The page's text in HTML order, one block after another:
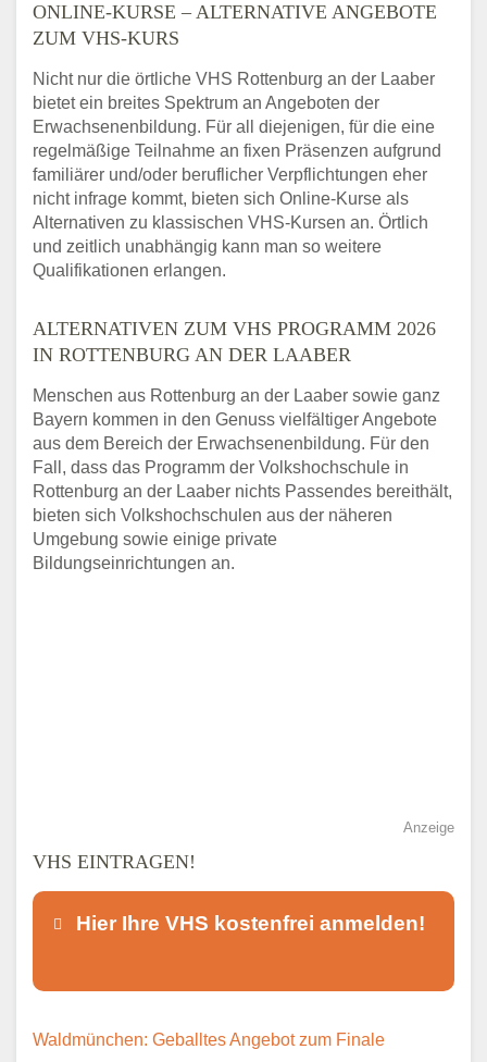
ONLINE-KURSE – ALTERNATIVE ANGEBOTE
ZUM VHS-KURS
Nicht nur die örtliche VHS Rottenburg an der Laaber
bietet ein breites Spektrum an Angeboten der
Erwachsenenbildung. Für all diejenigen, für die eine
regelmäßige Teilnahme an fixen Präsenzen aufgrund
familiärer und/oder beruflicher Verpflichtungen eher
nicht infrage kommt, bieten sich Online-Kurse als
Alternativen zu klassischen VHS-Kursen an. Örtlich
und zeitlich unabhängig kann man so weitere
Qualifikationen erlangen.
ALTERNATIVEN ZUM VHS PROGRAMM 2026
IN ROTTENBURG AN DER LAABER
Menschen aus Rottenburg an der Laaber sowie ganz
Bayern kommen in den Genuss vielfältiger Angebote
aus dem Bereich der Erwachsenenbildung. Für den
Fall, dass das Programm der Volkshochschule in
Rottenburg an der Laaber nichts Passendes bereithält,
bieten sich Volkshochschulen aus der näheren
Umgebung sowie einige private
Bildungseinrichtungen an.
Anzeige
VHS EINTRAGEN!
Hier Ihre VHS kostenfrei anmelden!
Dieser Teil dient lediglich zur
Waldmünchen: Geballtes Angebot zum Finale